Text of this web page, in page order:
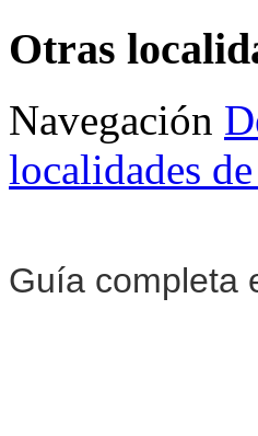
Otras
Navegación
localidades
Guía completa